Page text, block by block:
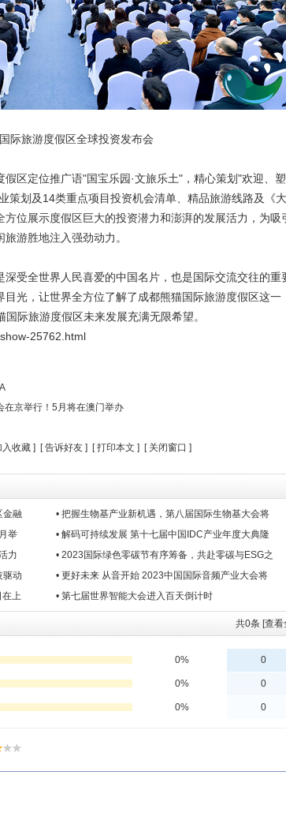
际旅游度假区全球投资发布会
定位推广语"国宝乐园·文旅乐土"，精心策划"欢迎、塑
策划及14类重点项目投资机会清单、精品旅游线路及《
位展示度假区巨大的投资潜力和澎湃的发展活力，为吸引
游胜地注入强劲动力。
全世界人民喜爱的中国名片，也是国际交流交往的重
光，让世界全方位了解了成都熊猫国际旅游度假区这一
际旅游度假区未来发展充满无限希望。
25762.html
京举行！5月将在澳门举办
入收藏 ] [告诉好友 ] [打印本文 ] [ 关闭窗口 ]
金融
• 把握生物基产业新机遇，第八届国际生物基大会将
举
• 解码可持续发展 第十七届中国IDC产业年度大典隆
力
• 2023国际绿色零碳节有序筹备，共赴零碳与ESG之
驱动
• 更好未来 从音开始 2023中国国际音频产业大会将
上
• 第七届世界智能大会进入百天倒计时
共0条 [查看